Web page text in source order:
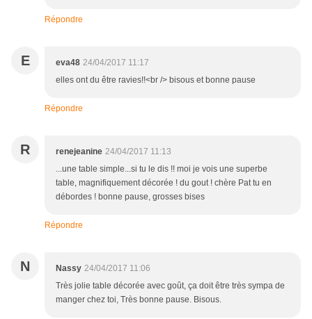
Répondre
E eva48 24/04/2017 11:17
elles ont du être ravies!!<br /> bisous et bonne pause
Répondre
R renejeanine 24/04/2017 11:13
...une table simple...si tu le dis !! moi je vois une superbe
table, magnifiquement décorée ! du gout ! chère Pat tu en
débordes ! bonne pause, grosses bises
Répondre
N Nassy 24/04/2017 11:06
Très jolie table décorée avec goût, ça doit être très sympa de
manger chez toi, Très bonne pause. Bisous.